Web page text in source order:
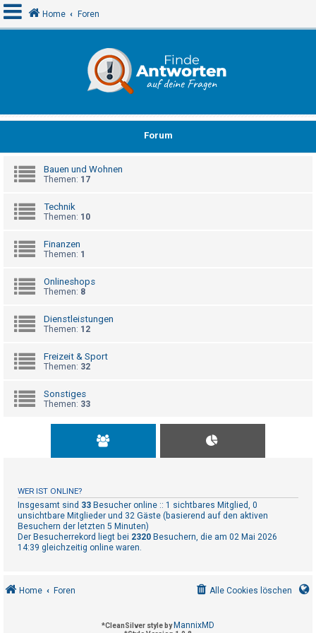
e
e
R
e
g
i
t
i
r
e
n
b
e
a
w
Home Foren
Forum
Bauen und Wohnen
Themen: 17
Technik
Themen: 10
Finanzen
Themen: 1
Onlineshops
Themen: 8
Dienstleistungen
Themen: 12
Freizeit & Sport
Themen: 32
Sonstiges
Themen: 33
WER IST ONLINE?
Insgesamt sind 33 Besucher online :: 1 sichtbares Mitglied, 0
unsichtbare Mitglieder und 32 Gäste (basierend auf den aktiven
Besuchern der letzten 5 Minuten)
Der Besucherrekord liegt bei 2320 Besuchern, die am 02 Mai 2026
14:39 gleichzeitig online waren.
Home Foren Alle Cookies löschen
*CleanSilver style by MannixMD